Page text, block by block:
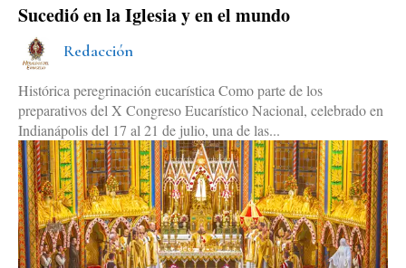
Sucedió en la Iglesia y en el mundo
Redacción
Histórica peregrinación eucarística Como parte de los
preparativos del X Congreso Eucarístico Nacional, celebrado en
Indianápolis del 17 al 21 de julio, una de las...